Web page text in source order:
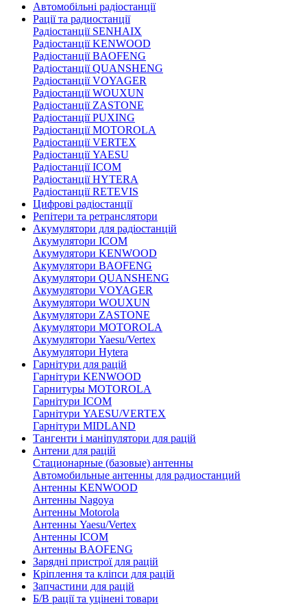
Автомобільні радіостанції
Рації та радиостанції
Радіостанції SENHAIX
Радіостанції KENWOOD
Радіостанції BAOFENG
Радіостанції QUANSHENG
Радіостанції VOYAGER
Радіостанції WOUXUN
Радіостанції ZASTONE
Радіостанції PUXING
Радіостанції MOTOROLA
Радіостанції VERTEX
Радіостанції YAESU
Радіостанції ICOM
Радіостанції HYTERA
Радіостанції RETEVIS
Цифрові радіостанції
Репітери та ретранслятори
Акумулятори для радіостанцій
Акумулятори ICOM
Акумулятори KENWOOD
Акумулятори BAOFENG
Акумулятори QUANSHENG
Акумулятори VOYAGER
Акумулятори WOUXUN
Акумулятори ZASTONE
Акумулятори MOTOROLA
Акумулятори Yaesu/Vertex
Акумулятори Hytera
Гарнітури для рацій
Гарнітури KENWOOD
Гарнитуры MOTOROLA
Гарнітури ICOM
Гарнітури YAESU/VERTEX
Гарнітури MIDLAND
Тангенти і маніпулятори для рацій
Антени для рацій
Стационарные (базовые) антенны
Автомобильные антенны для радиостанций
Антенны KENWOOD
Антенны Nagoya
Антенны Motorola
Антенны Yaesu/Vertex
Антенны ICOM
Антенны BAOFENG
Зарядні пристрої для рацій
Кріплення та кліпси для рацій
Запчастини для рацій
Б/В рації та уцінені товари